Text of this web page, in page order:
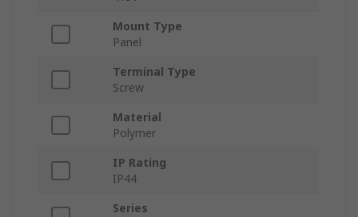
Mount Type
Panel
Terminal Type
Screw
Material
Polymer
IP Rating
IP44
Series